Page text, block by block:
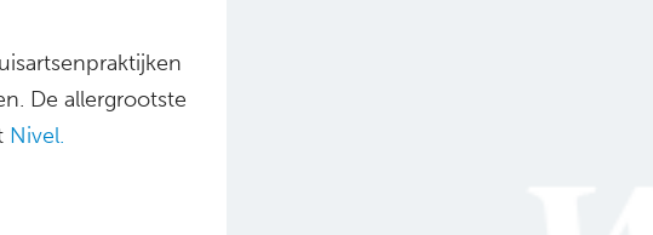
De allergrootste
Nivel.